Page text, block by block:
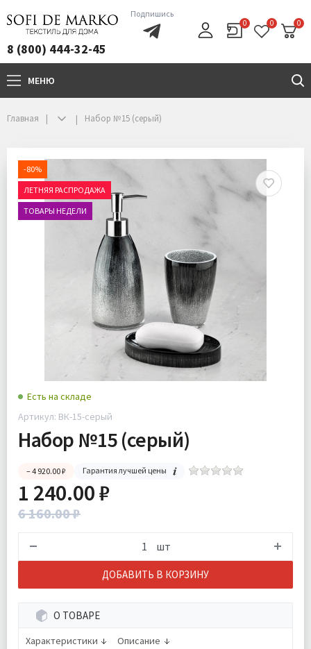
8 (800) 444-32-45
Подпишись
0 0 0
МЕНЮ
Главная Набор №15 (серый)
-80%
ЛЕТНЯЯ РАСПРОДАЖА
ТОВАРЫ НЕДЕЛИ
Есть на складе
Артикул: ВК-15-серый
Набор №15 (серый)
– 4 920.00 ₽ Гарантия лучшей цены
1 240.00 ₽
6 160.00 ₽
шт
ДОБАВИТЬ В КОРЗИНУ
О ТОВАРЕ
Характеристики Описание